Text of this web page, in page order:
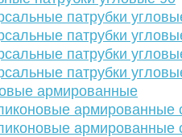
патрубки
патрубки
патрубки
патрубки
армированные
армированные
армированные